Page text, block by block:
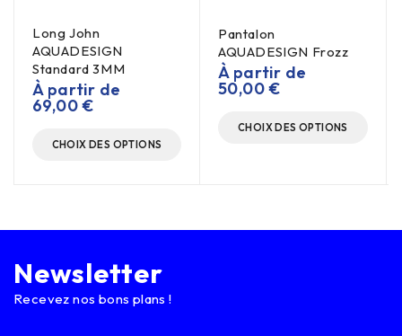
Long John
AQUADESIGN
Standard 3MM
À partir de
69,00€
CHOIX DES OPTIONS
Pantalon
AQUADESIGN Frozz
À partir de
50,00€
CHOIX DES OPTIONS
Newsletter
Recevez nos bons plans !